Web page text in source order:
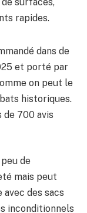
rapides.
dans de
et porté par
on peut le
historiques.
de 700 avis
de
mais peut
des sacs
inconditionnels